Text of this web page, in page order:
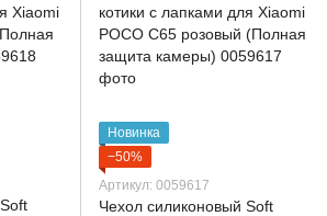
Новинка
−50%
Артикул: 0059617
Чехол силиконовый Soft